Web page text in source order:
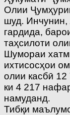
Олии
шуд. Инчунин,
гардида,
таҳсилоти
Шумораи
ихтисосҳои
олии касбӣ
ки 4 217
намуданд.
Тибқи